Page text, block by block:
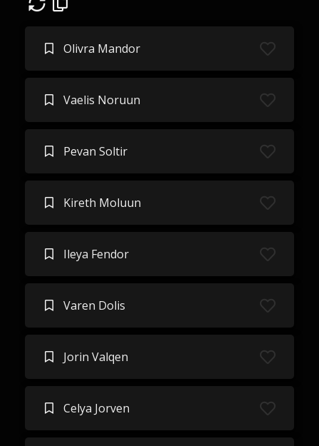
Olivra Mandor
Vaelis Noruun
Pevan Soltir
Kireth Moluun
Ileya Fendor
Varen Dolis
Jorin Valqen
Celya Jorven